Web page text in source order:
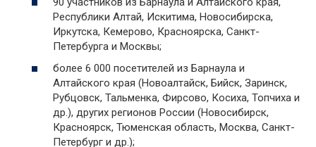
Республики Алтай, Искитима, Новосибирска,
Иркутска, Кемерово, Красноярска, Санкт-
Петербурга и Москвы;
более 6 000 посетителей из Барнаула и
Алтайского края (Новоалтайск, Бийск, Заринск,
Рубцовск, Тальменка, Фирсово, Косиха, Топчиха и
др.), других регионов России (Новосибирск,
Красноярск, Тюменская область, Москва, Санкт-
Петербург и др.);